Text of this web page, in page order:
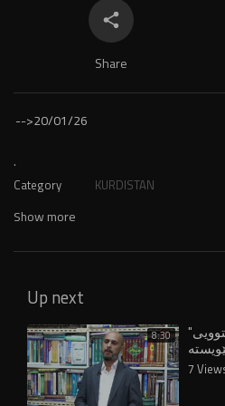
Share
-->20/01/26
.
Category KURDISTAN
Show more
Up next
8:30 "بۆ تێپەڕاندنی چەقبەستوویی
7